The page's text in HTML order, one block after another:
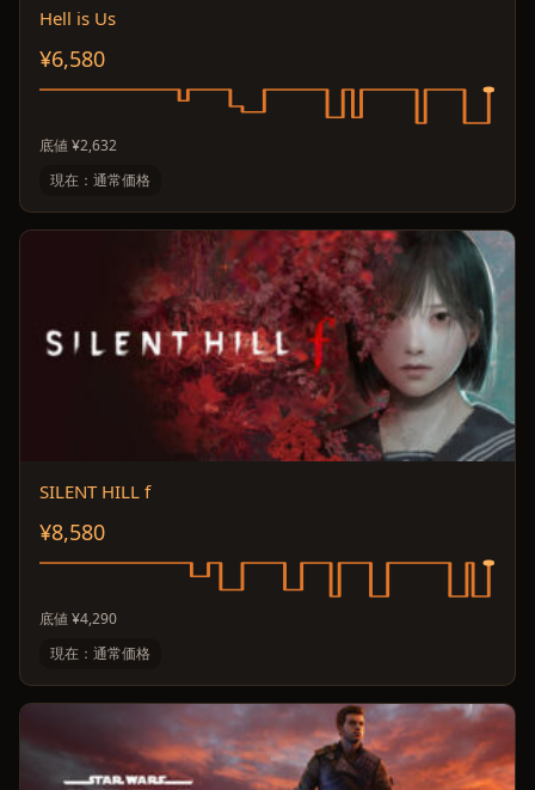
Hell is Us
¥6,580
底値 ¥2,632
現在：通常価格
SILENT HILL f
¥8,580
底値 ¥4,290
現在：通常価格